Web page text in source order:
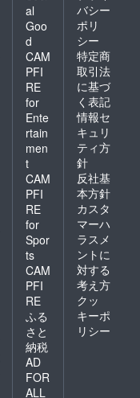
al
Goo
d
CAM
PFI
RE
for
Ente
rtain
men
t
CAM
PFI
RE
for
Spor
ts
CAM
PFI
RE
ふる
さと
納税
AD
FOR
ALL
バシー
ポリ
シー
特定商
取引法
に基づ
く表記
情報セ
キュリ
ティ方
針
反社基
本方針
カスタ
マーハ
ラスメ
ントに
対する
考え方
クッ
キーポ
リシー